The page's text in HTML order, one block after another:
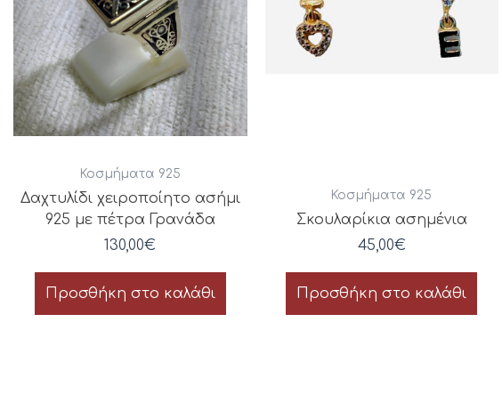
Κοσμήματα 925
Δαχτυλίδι χειροποίητο ασήμι
925 με πέτρα Γρανάδα
130,00€
Προσθήκη στο καλάθι
Κοσμήματα 925
Σκουλαρίκια ασημένια
45,00€
Προσθήκη στο καλάθι